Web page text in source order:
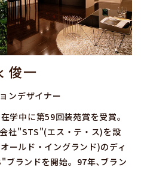
俊一
ンデザイナー
学中に第59回装苑賞を受賞。
社"STS"(エス・テ・ス)を設
ールド・イングランド)のディ
ブランドを開始。97年､ブラン